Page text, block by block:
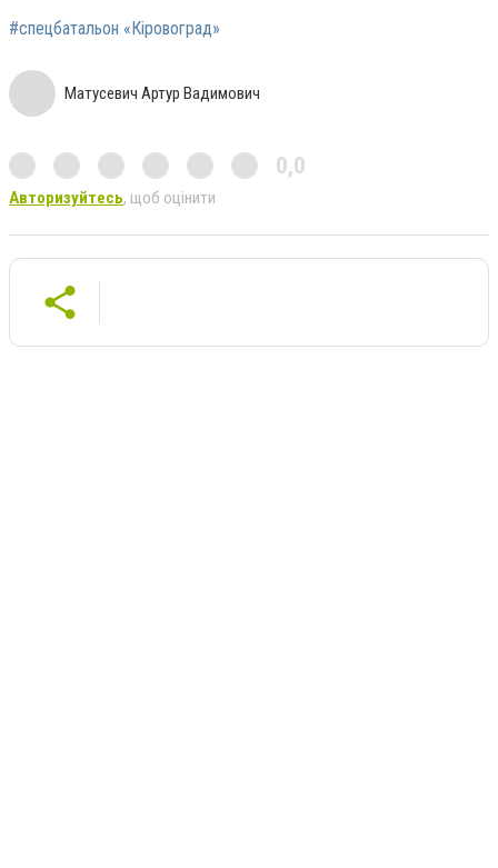
#спецбатальон «Кіровоград»
Матусевич Артур Вадимович
0,0
Авторизуйтесь, щоб оцінити